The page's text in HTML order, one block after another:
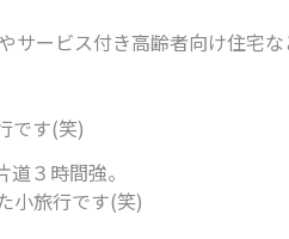
ービス付き高齢者向け住宅
３時間強。
小旅行です(笑)